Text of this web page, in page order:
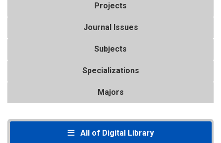
Projects
Journal Issues
Subjects
Specializations
Majors
All of Digital Library